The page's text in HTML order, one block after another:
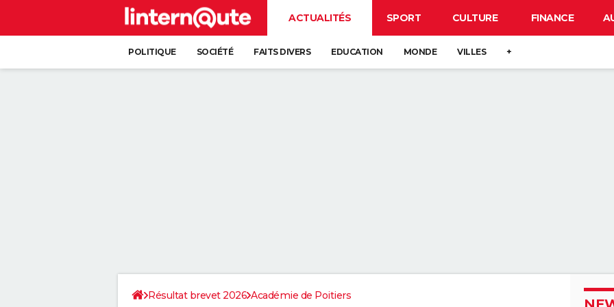
ACTUALITÉS SPORT CULTURE FINANCE
POLITIQUE SOCIÉTÉ FAITS DIVERS EDUCATION MONDE VILLES +
Résultat brevet 2026 Académie de Poitiers